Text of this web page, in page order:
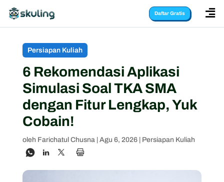
Daftar Gratis 
Persiapan Kuliah
6 Rekomendasi Aplikasi
Simulasi Soal TKA SMA
dengan Fitur Lengkap, Yuk
Cobain!
oleh Farichatul Chusna| Agu 6, 2026| Persiapan Kuliah